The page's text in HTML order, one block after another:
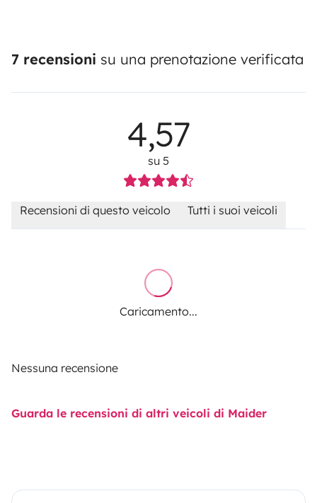
7 recensioni su una prenotazione verificata
4,57
su 5
Recensioni di questo veicolo Tutti i suoi veicoli
Caricamento...
Nessuna recensione
Guarda le recensioni di altri veicoli di Maider